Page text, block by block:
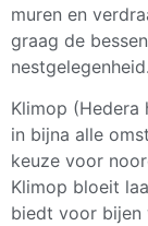
muren en
graag de
nestgelegenheid.
Klimop
in bijna alle
keuze voor
Klimop bloeit
biedt voor bijen